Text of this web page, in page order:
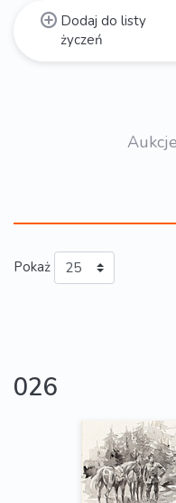
Dodaj do listy
życzeń
Pokaż
026